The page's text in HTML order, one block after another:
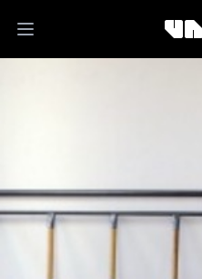
Open main menu